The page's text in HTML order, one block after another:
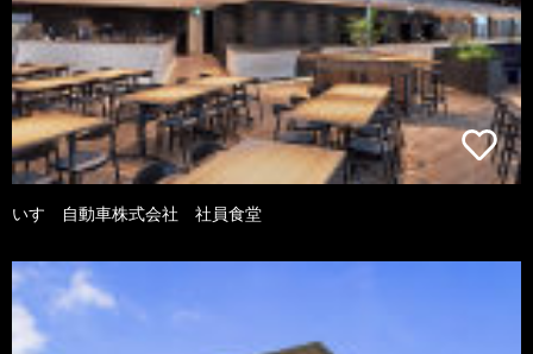
いすゞ自動車株式会社 社員食堂